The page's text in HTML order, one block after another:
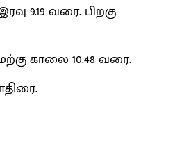
9.19 வரை. பிறகு
காலை 10.48 வரை.